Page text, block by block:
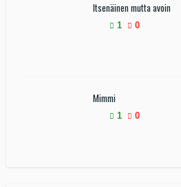
Itsenäinen mutta avoin
1 0
Mimmi
1 0